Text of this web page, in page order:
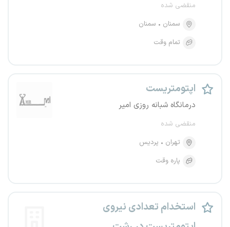
منقضی شده
سمنان
سمنان
تمام وقت
اپتومتریست
درمانگاه شبانه روزی امیر
منقضی شده
تهران
پردیس
پاره وقت
استخدام تعدادی نیروی